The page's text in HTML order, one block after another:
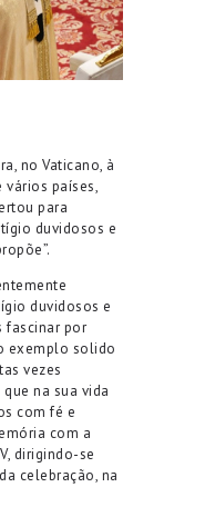
no Vaticano, à
vários países,
para
duvidosos e
duvidosos e
fascinar por
exemplo solido
vezes
na sua vida
com fé e
com a
dirigindo-se
celebração, na